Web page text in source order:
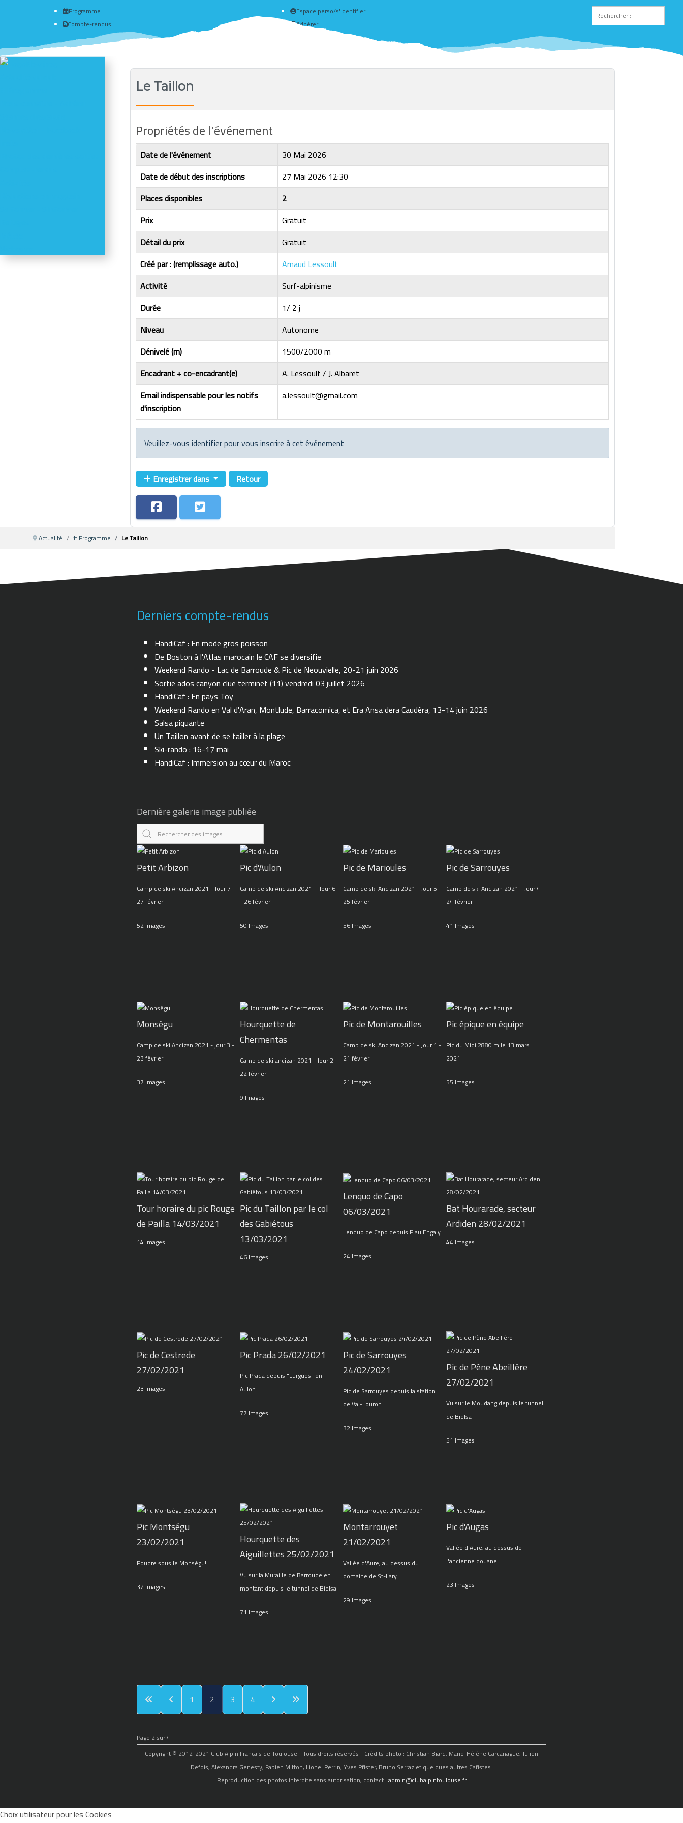
Programme
Compte-rendus
Espace perso/s'identifier
Adhérer
Créer un compte
Le Taillon
Propriétés de l'événement
Date de l'événement
30 Mai 2026
Date de début des inscriptions
27 Mai 2026 12:30
Places disponibles
2
Prix
Gratuit
Détail du prix
Gratuit
Créé par : (remplissage auto.)
Arnaud Lessoult
Activité
Surf-alpinisme
Durée
1/ 2 j
Niveau
Autonome
Dénivelé (m)
1500/2000 m
Encadrant + co-encadrant(e)
A. Lessoult / J. Albaret
Email indispensable pour les notifs
d'inscription
a.lessoult@gmail.com
Veuillez-vous identifier pour vous inscrire à cet événement
Enregistrer dans Retour
Actualité # Programme Le Taillon
Derniers compte-rendus
HandiCaf : En mode gros poisson
De Boston à l'Atlas marocain le CAF se diversifie
Weekend Rando - Lac de Barroude & Pic de Neouvielle, 20-21 juin 2026
Sortie ados canyon clue terminet (11) vendredi 03 juillet 2026
HandiCaf : En pays Toy
Weekend Rando en Val d'Aran, Montlude, Barracomica, et Era Ansa dera Caudèra, 13-14 juin 2026
Salsa piquante
Un Taillon avant de se tailler à la plage
Ski-rando : 16-17 mai
HandiCaf : Immersion au cœur du Maroc
Dernière galerie image publiée
Petit Arbizon
Camp de ski Ancizan 2021 - Jour 7 -
27 février
52 Images
Pic d'Aulon
Camp de ski Ancizan 2021 - Jour 6
- 26 février
50 Images
Pic de Marioules
Camp de ski Ancizan 2021 - Jour 5 -
25 février
56 Images
Pic de Sarrouyes
Camp de ski Ancizan 2021 - Jour 4 -
24 février
41 Images
Monségu
Camp de ski Ancizan 2021 - jour 3 -
23 février
37 Images
Hourquette de
Chermentas
Camp de ski ancizan 2021 - Jour 2 -
22 février
9 Images
Pic de Montarouilles
Camp de ski Ancizan 2021 - Jour 1 -
21 février
21 Images
Pic épique en équipe
Pic du Midi 2880 m le 13 mars
2021
55 Images
Tour horaire du pic Rouge
de Pailla 14/03/2021
14 Images
Pic du Taillon par le col
des Gabiétous
13/03/2021
46 Images
Lenquo de Capo
06/03/2021
Lenquo de Capo depuis Piau Engaly
24 Images
Bat Hourarade, secteur
Ardiden 28/02/2021
44 Images
Pic de Cestrede
27/02/2021
23 Images
Pic Prada 26/02/2021
Pic Prada depuis "Lurgues" en
Aulon
77 Images
Pic de Sarrouyes
24/02/2021
Pic de Sarrouyes depuis la station
de Val-Louron
32 Images
Pic de Pène Abeillère
27/02/2021
Vu sur le Moudang depuis le tunnel
de Bielsa
51 Images
Pic Montségu
23/02/2021
Poudre sous le Monségu!
32 Images
Hourquette des
Aiguillettes 25/02/2021
Vu sur la Muraille de Barroude en
montant depuis le tunnel de Bielsa
71 Images
Montarrouyet
21/02/2021
Vallée d'Aure, au dessus du
domaine de St-Lary
29 Images
Pic d'Augas
Vallée d'Aure, au dessus de
l'ancienne douane
23 Images
1 2 3 4
Page 2 sur 4
Copyright © 2012-2021 Club Alpin Français de Toulouse - Tous droits réservés - Crédits photo : Christian Biard, Marie-Hélène Carcanague, Julien
Defois, Alexandra Genesty, Fabien Mitton, Lionel Perrin, Yves Pfister, Bruno Serraz et quelques autres Cafistes.
Reproduction des photos interdite sans autorisation, contact :admin@clubalpintoulouse.fr
Choix utilisateur pour les Cookies